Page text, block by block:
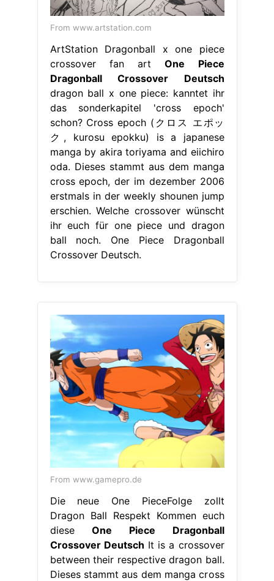
From www.artstation.com
ArtStation Dragonball x one piece
crossover fan artOne Piece
Dragonball Crossover Deutsch
dragon ball x one piece: kanntet ihr
das sonderkapitel 'cross epoch'
schon? Cross epoch (クロス エポッ
ク, kurosu epokku) is a japanese
manga by akira toriyama and eiichiro
oda. Dieses stammt aus dem manga
cross epoch, der im dezember 2006
erstmals in der weekly shounen jump
erschien. Welche crossover wünscht
ihr euch für one piece und dragon
ball noch. One Piece Dragonball
Crossover Deutsch.
From www.gamepro.de
Die neue One PieceFolge zollt
Dragon Ball Respekt Kommen euch
dieseOne Piece Dragonball
Crossover Deutsch It is a crossover
between their respective dragon ball.
Dieses stammt aus dem manga cross